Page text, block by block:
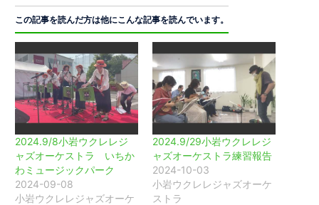
この記事を読んだ方は他にこんな記事を読んでいます。
2024.9/8小岩ウクレレジ
ャズオーケストラ いちか
わミュージックパーク
2024-09-08
小岩ウクレレジャズオーケ
2024.9/29小岩ウクレレジ
ャズオーケストラ練習報告
2024-10-03
小岩ウクレレジャズオーケ
ストラ